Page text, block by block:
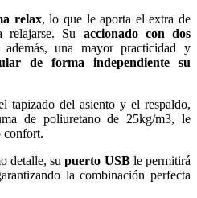
relax, lo que le aporta el extra de
relajarse. Su accionado con dos
una mayor practicidad y
de forma independiente su
tapizado del asiento y el respaldo,
de poliuretano de 25kg/m3, le
confort.
detalle, supuerto USBle permitirá
la combinación perfecta